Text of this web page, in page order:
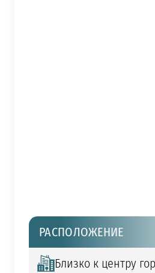
РАСПОЛОЖЕНИЕ
Близко к центру